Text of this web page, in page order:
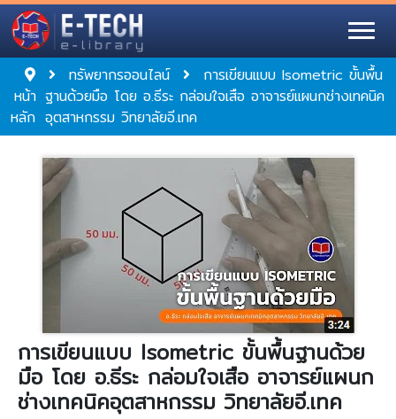
หน้า
หลัก
ทรัพยากรออนไลน์
การเขียนแบบ Isometric ขั้นพื้น
ฐานด้วยมือ โดย อ.ธีระ กล่อมใจเสือ อาจารย์แผนกช่างเทคนิค
อุตสาหกรรม วิทยาลัยอี.เทค
การเขียนแบบ Isometric ขั้นพื้นฐานด้วย
มือ โดย อ.ธีระ กล่อมใจเสือ อาจารย์แผนก
ช่างเทคนิคอุตสาหกรรม วิทยาลัยอี.เทค